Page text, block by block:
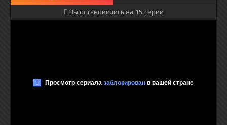
Вы остановились на 15 серии